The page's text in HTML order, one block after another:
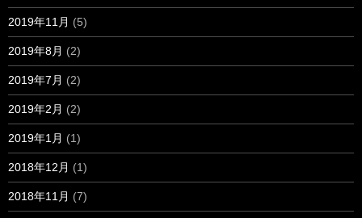
2019年11月 (5)
2019年8月 (2)
2019年7月 (2)
2019年2月 (2)
2019年1月 (1)
2018年12月 (1)
2018年11月 (7)